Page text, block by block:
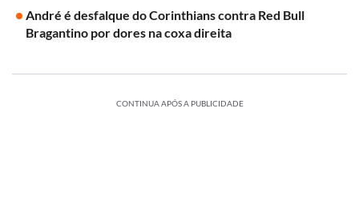
André é desfalque do Corinthians contra Red Bull
Bragantino por dores na coxa direita
CONTINUA APÓS A PUBLICIDADE